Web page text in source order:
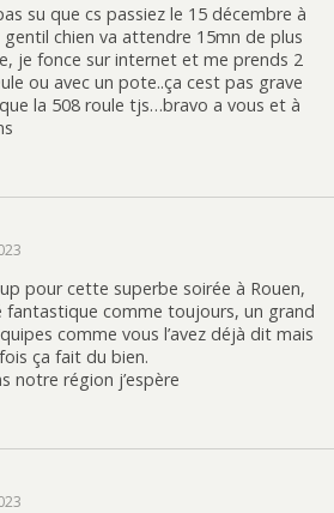
su que cs passiez le 15 décembre à
chien va attendre 15mn de plus
je fonce sur internet et me prends 2
ou avec un pote..ça cest pas grave
la 508 roule tjs…bravo a vous et à
pour cette superbe soirée à Rouen,
fantastique comme toujours, un grand
comme vous l’avez déjà dit mais
ça fait du bien.
notre région j’espère